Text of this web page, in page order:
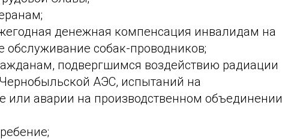
денежная компенсация инвалидам на
обслуживание собак-проводников;
подвергшимся воздействию радиации
АЭС, испытаний на
или аварии на производственном объединении